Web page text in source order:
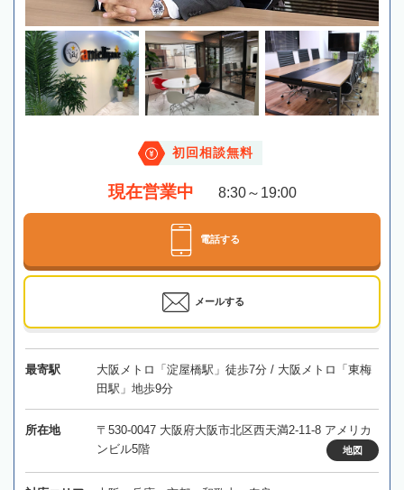
初回相談無料
現在営業中 8:30～19:00
電話する
メールする
最寄駅
大阪メトロ「淀屋橋駅」徒歩7分 / 大阪メトロ「東梅
田駅」地歩9分
所在地
〒530-0047 大阪府大阪市北区西天満2-11-8 アメリカ
ンビル5階
地図